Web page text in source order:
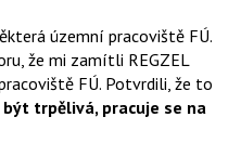
územní pracoviště FÚ.
že mi zamítli REGZEL
FÚ. Potvrdili, že to
být trpělivá, pracuje se na